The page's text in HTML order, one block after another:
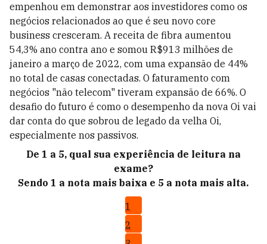
empenhou em demonstrar aos investidores como os
negócios relacionados ao que é seu novo core
business cresceram. A receita de fibra aumentou
54,3% ano contra ano e somou R$913 milhões de
janeiro a março de 2022, com uma expansão de 44%
no total de casas conectadas. O faturamento com
negócios "não telecom" tiveram expansão de 66%. O
desafio do futuro é como o desempenho da nova Oi vai
dar conta do que sobrou de legado da velha Oi,
especialmente nos passivos.
De 1 a 5, qual sua experiência de leitura na
exame?
Sendo 1 a nota mais baixa e 5 a nota mais alta.
1
2